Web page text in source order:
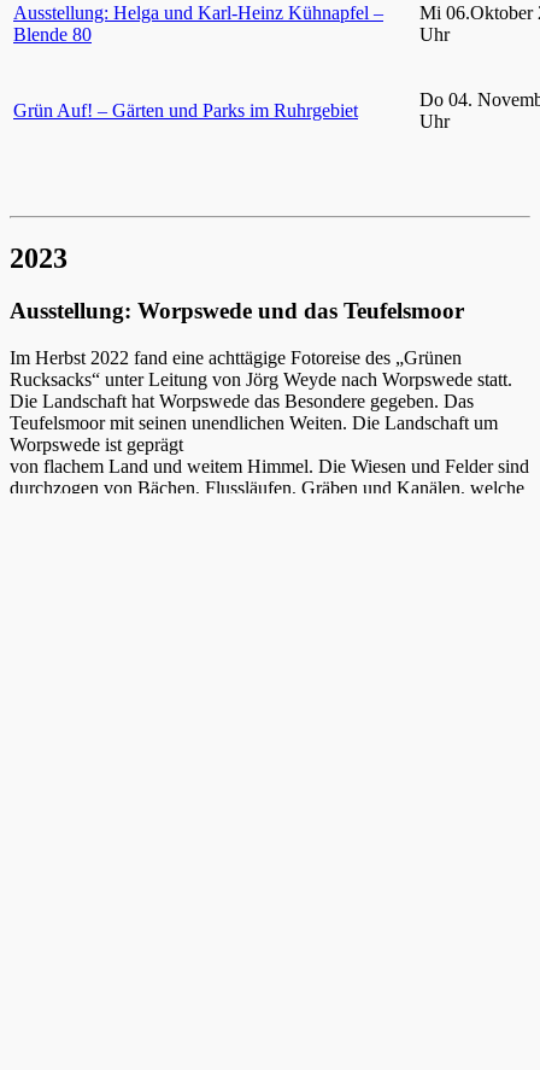
Ausstellung: Helga und Karl-Heinz Kühnapfel –
Blende 80
Mi 06.Oktober
Uhr
Grün Auf! – Gärten und Parks im Ruhrgebiet
Do 04.
Uhr
2023
Ausstellung: Worpswede und das Teufelsmoor
Im Herbst 2022 fand eine achttägige Fotoreise des „Grünen
Rucksacks“ unter Leitung von Jörg Weyde nach Worpswede statt.
Die Landschaft hat Worpswede das Besondere gegeben. Das
Teufelsmoor mit seinen unendlichen Weiten. Die Landschaft um
Worpswede ist geprägt
von flachem Land und weitem Himmel. Die Wiesen und Felder sind
durchzogen von Bächen, Flussläufen, Gräben und Kanälen, welche